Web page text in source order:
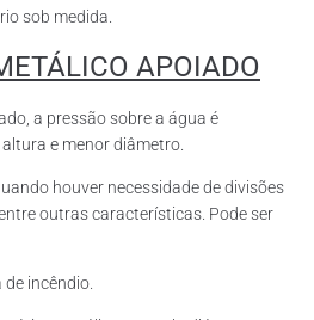
sob medida.
APOIADO
a pressão sobre a água é
e menor diâmetro.
houver necessidade de divisões
outras características. Pode ser
incêndio.